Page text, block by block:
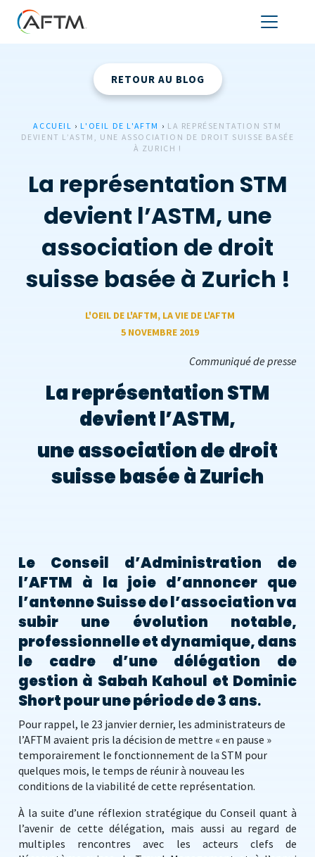
RETOUR AU BLOG
ACCUEIL › L'OEIL DE L'AFTM › LA REPRÉSENTATION STM
DEVIENT L’ASTM, UNE ASSOCIATION DE DROIT SUISSE BASÉE
À ZURICH !
La représentation STM
devient l’ASTM, une
association de droit
suisse basée à Zurich !
L'OEIL DE L'AFTM, LA VIE DE L'AFTM
5 NOVEMBRE 2019
Communiqué de presse
La représentation STM
devient l’ASTM,
une association de droit
suisse basée à Zurich
Le Conseil d’Administration de
l’AFTM à la joie d’annoncer que
l’antenne Suisse de l’association va
subir une évolution notable,
professionnelle et dynamique, dans
le cadre d’une délégation de
gestion à Sabah Kahoul et Dominic
Short pour une période de 3 ans.
Pour rappel, le 23 janvier dernier, les administrateurs de
l’AFTM avaient pris la décision de mettre « en pause »
temporairement le fonctionnement de la STM pour
quelques mois, le temps de réunir à nouveau les
conditions de la viabilité de cette représentation.
À la suite d’une réflexion stratégique du Conseil quant à
l’avenir de cette délégation, mais aussi au regard de
multiples rencontres avec les acteurs clefs de